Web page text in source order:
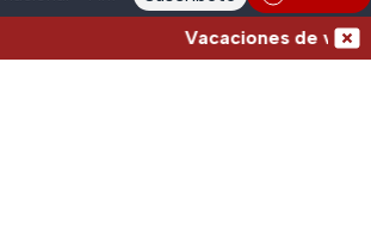
Vacaciones de verano